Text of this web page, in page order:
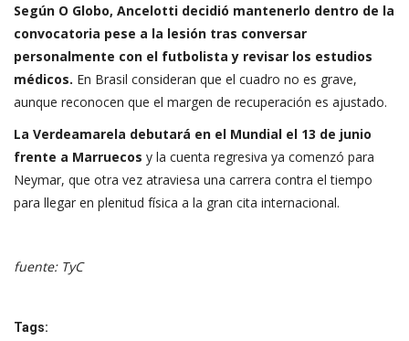
Según O Globo, Ancelotti decidió mantenerlo dentro de la
convocatoria pese a la lesión tras conversar
personalmente con el futbolista y revisar los estudios
médicos. En Brasil consideran que el cuadro no es grave,
aunque reconocen que el margen de recuperación es ajustado.
La Verdeamarela debutará en el Mundial el 13 de junio
frente a Marruecos y la cuenta regresiva ya comenzó para
Neymar, que otra vez atraviesa una carrera contra el tiempo
para llegar en plenitud física a la gran cita internacional.
fuente: TyC
Tags: